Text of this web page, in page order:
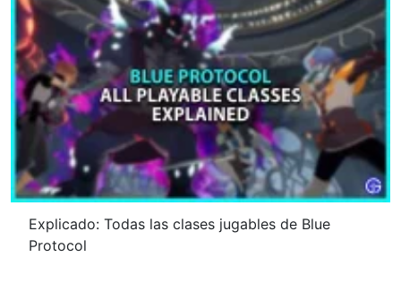
Explicado: Todas las clases jugables de Blue
Protocol